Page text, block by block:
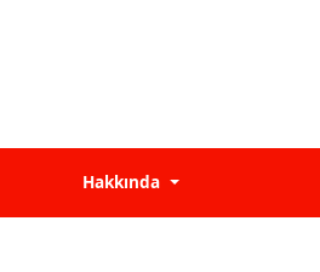
Hakkında